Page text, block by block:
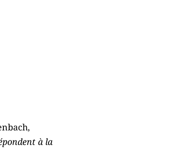
à la